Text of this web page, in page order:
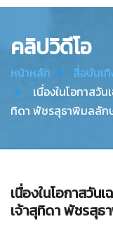
Thai
คลิปวิดีโอ
หน้าหลัก สื่อบันเ
เนื่องในโอกาสวั
ทิดา พัชรสุธาพิมลลัก
เนื่องในโอกาสวัน
เจ้าสุทิดา พัชรสุ